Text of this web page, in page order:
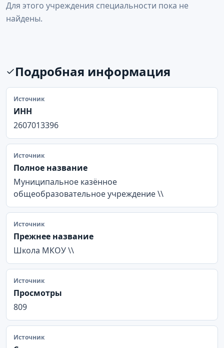
Для этого учреждения специальности пока не
найдены.
Подробная информация
Источник
ИНН
2607013396
Источник
Полное название
Муниципальное казённое
общеобразовательное учреждение \\
Источник
Прежнее название
Школа МКОУ \\
Источник
Просмотры
809
Источник